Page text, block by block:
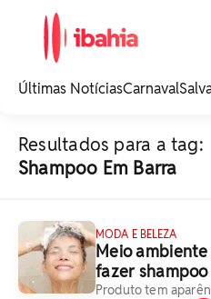
noticias e
Últimas NotíciasCarnaval
Resultados para a tag:
Shampoo Em Barra
MODA E BELEZA
Meio
fazer
Produto tem